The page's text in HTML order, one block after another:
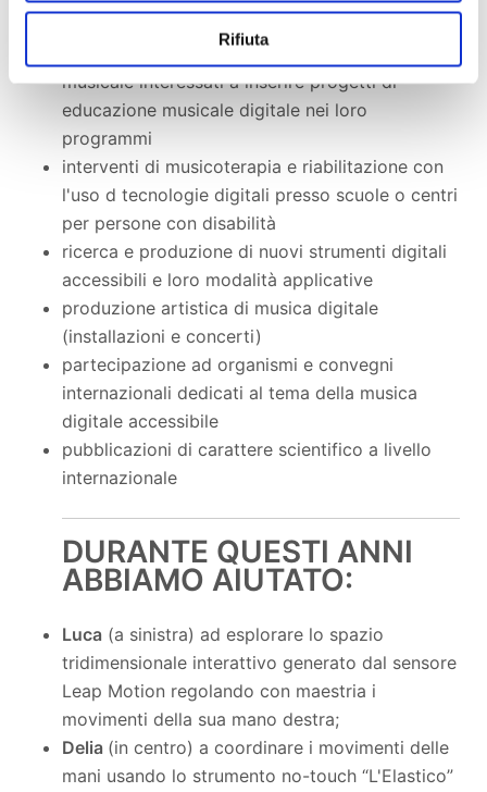
Rifiuta
musicale interessati a inserire progetti di
educazione musicale digitale nei loro
programmi
interventi di musicoterapia e riabilitazione con
l'uso d tecnologie digitali presso scuole o centri
per persone con disabilità
ricerca e produzione di nuovi strumenti digitali
accessibili e loro modalità applicative
produzione artistica di musica digitale
(installazioni e concerti)
partecipazione ad organismi e convegni
internazionali dedicati al tema della musica
digitale accessibile
pubblicazioni di carattere scientifico a livello
internazionale
DURANTE QUESTI ANNI
ABBIAMO AIUTATO:
Luca (a sinistra) ad esplorare lo spazio
tridimensionale interattivo generato dal sensore
Leap Motion regolando con maestria i
movimenti della sua mano destra;
Delia (in centro) a coordinare i movimenti delle
mani usando lo strumento no-touch “L'Elastico”